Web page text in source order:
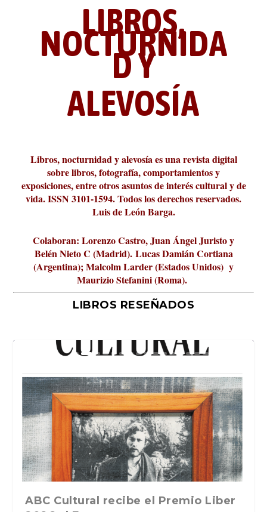
Liber 2026 al Fomento de la Le...
Revista Cultural Turia, númer...
10.000 pasos al día? Lo que d...
paisajística del mar de Sicil...
París
metafísicos de la novela ne...
LIBROS,
NOCTURNIDA
D Y
ALEVOSÍA
Libros, nocturnidad y alevosía es una revista digital
sobre libros, fotografía, comportamientos y
exposiciones, entre otros asuntos de interés cultural y de
vida. ISSN 3101-1594. Todos los derechos reservados.
Luis de León Barga.
Colaboran: Lorenzo Castro, Juan Ángel Juristo y
Belén Nieto C (Madrid). Lucas Damián Cortiana
(Argentina); Malcolm Larder (Estados Unidos) y
Maurizio Stefanini (Roma).
LIBROS RESEÑADOS
La verdadera odisea del espacio en
ABC Cultural recibe el Premio Liber
La cultura de la transgresión.